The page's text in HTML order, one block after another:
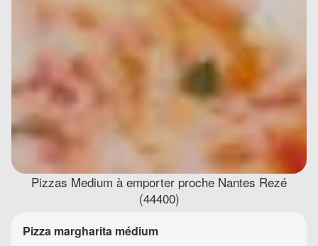
Pizzas Medium à emporter proche Nantes Rezé
(44400)
Pizza margharita médium